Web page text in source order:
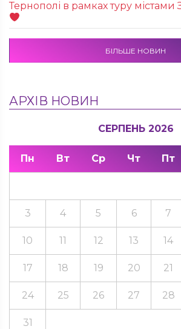
Тернополі в рамках туру містами
БІЛЬШЕ НОВИН
АРХІВ НОВИН
СЕРПЕНЬ 2026
Пн Вт Ср Чт Пт
3 4 5 6 7
10 11 12 13 14
17 18 19 20 21
24 25 26 27 28
31